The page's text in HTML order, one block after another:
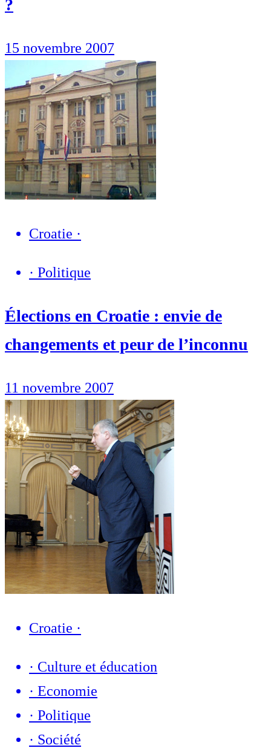
?
15 novembre 2007
Croatie ·
· Politique
Élections en Croatie : envie de
changements et peur de l’inconnu
11 novembre 2007
Croatie ·
· Culture et éducation
· Economie
· Politique
· Société